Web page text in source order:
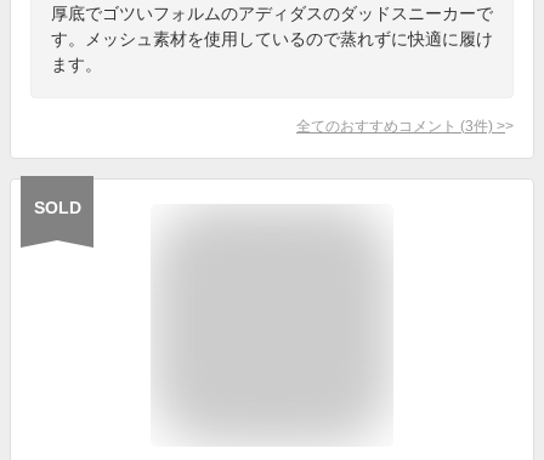
厚底でゴツいフォルムのアディダスのダッドスニーカーで
す。メッシュ素材を使用しているので蒸れずに快適に履け
ます。
全てのおすすめコメント (3件) >
SOLD